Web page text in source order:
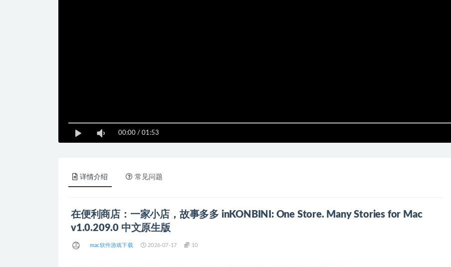
00:00 / 01:53
详情介绍 常见问题
在便利商店：一家小店，故事多多 inKONBINI: One Store. Many Stories for Mac
v1.0.209.0 中文原生版
mac软件游戏下载 2026-07-17 10